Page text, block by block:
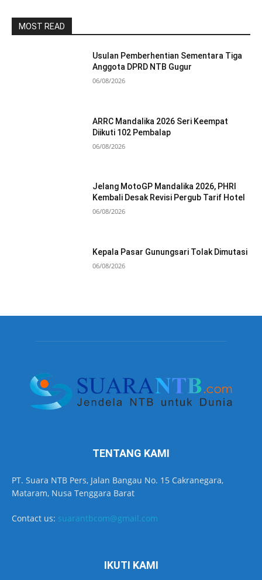
MOST READ
Usulan Pemberhentian Sementara Tiga
Anggota DPRD NTB Gugur
06/08/2026
ARRC Mandalika 2026 Seri Keempat
Diikuti 102 Pembalap
06/08/2026
Jelang MotoGP Mandalika 2026, PHRI
Kembali Desak Revisi Pergub Tarif Hotel
06/08/2026
Kepala Pasar Gunungsari Tolak Dimutasi
06/08/2026
TENTANG KAMI
PT. Suara NTB Pers, Jalan Bangau No. 15 Cakranegara,
Mataram, Nusa Tenggara Barat
Contact us: suarantbcom@gmail.com
IKUTI KAMI